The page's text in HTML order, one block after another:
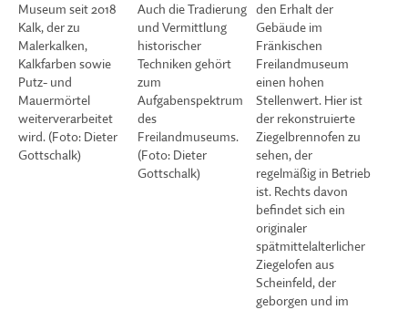
Museum seit 2018
Kalk, der zu
Malerkalken,
Kalkfarben sowie
Putz- und
Mauermörtel
weiterverarbeitet
wird. (Foto: Dieter
Gottschalk)
Auch die Tradierung
und Vermittlung
historischer
Techniken gehört
zum
Aufgabenspektrum
des
Freilandmuseums.
(Foto: Dieter
Gottschalk)
den Erhalt der
Gebäude im
Fränkischen
Freilandmuseum
einen hohen
Stellenwert. Hier ist
der rekonstruierte
Ziegelbrennofen zu
sehen, der
regelmäßig in Betrieb
ist. Rechts davon
befindet sich ein
originaler
spätmittelalterlicher
Ziegelofen aus
Scheinfeld, der
geborgen und im